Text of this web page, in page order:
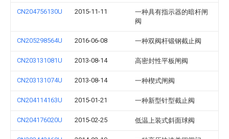
CN204756130U 2015-11-11
一种具有指示器的暗杆闸
阀
CN205298564U 2016-06-08 一种双阀杆锻钢截止阀
CN203131081U 2013-08-14 高密封性平板闸阀
CN203131074U 2013-08-14 一种楔式闸阀
CN204114163U 2015-01-21 一种新型针型截止阀
CN204176020U 2015-02-25 低温上装式斜面球阀